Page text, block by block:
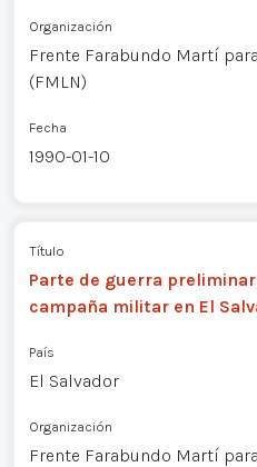
Organización
Frente Farabundo Martí
(FMLN)
Fecha
1990-01-10
Título
Parte de guerra
campaña militar en El
País
El Salvador
Organización
Frente Farabundo Martí